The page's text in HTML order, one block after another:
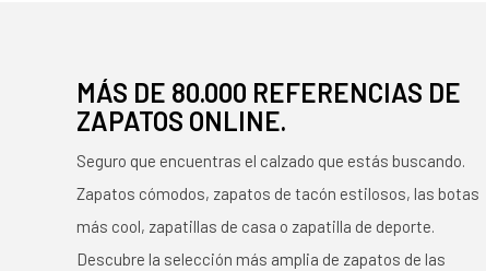
MÁS DE 80.000 REFERENCIAS DE
ZAPATOS ONLINE.
Seguro que encuentras el calzado que estás buscando.
Zapatos cómodos, zapatos de tacón estilosos, las botas
más cool, zapatillas de casa o zapatilla de deporte.
Descubre la selección más amplia de zapatos de las